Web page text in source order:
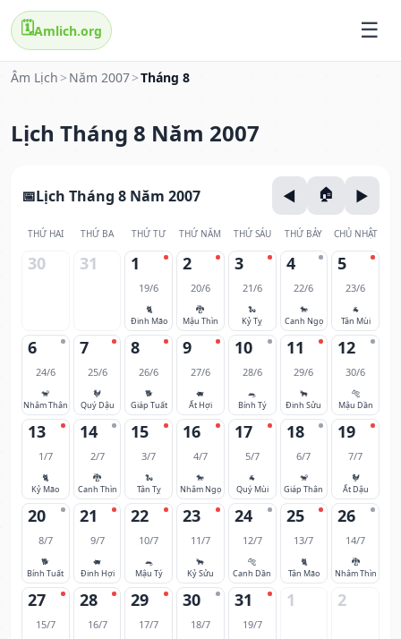
🗓️Amlich.org
Âm Lịch > Năm 2007>Tháng 8
Lịch Tháng 8 Năm 2007
Lịch Tháng 8 Năm 2007
THỨ HAI THỨ BA THỨ TƯ THỨ NĂM THỨ SÁU THỨ BẢY CHỦ NHẬT
30 31 1
19/6
🐈
Đinh Mão
2
20/6
🐉
Mậu Thìn
3
21/6
🐍
Kỷ Tỵ
4
22/6
🐎
Canh Ngọ
5
23/6
🐐
Tân Mùi
6
24/6
🐒
Nhâm Thân
7
25/6
🐓
Quý Dậu
8
26/6
🐕
Giáp Tuất
9
27/6
🐖
Ất Hợi
10
28/6
🐀
Bính Tý
11
29/6
🐂
Đinh Sửu
12
30/6
🐅
Mậu Dần
13
1/7
🐈
Kỷ Mão
14
2/7
🐉
Canh Thìn
15
3/7
🐍
Tân Tỵ
16
4/7
🐎
Nhâm Ngọ
17
5/7
🐐
Quý Mùi
18
6/7
🐒
Giáp Thân
19
7/7
🐓
Ất Dậu
20
8/7
🐕
Bính Tuất
21
9/7
🐖
Đinh Hợi
22
10/7
🐀
Mậu Tý
23
11/7
🐂
Kỷ Sửu
24
12/7
🐅
Canh Dần
25
13/7
🐈
Tân Mão
26
14/7
🐉
Nhâm Thìn
27
15/7
28
16/7
29
17/7
30
18/7
31
19/7
1 2